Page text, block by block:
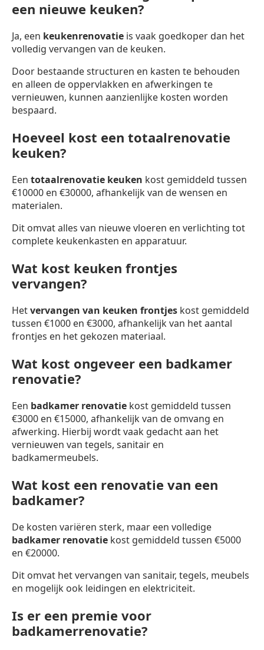
een nieuwe keuken?
Ja, een keukenrenovatie is vaak goedkoper dan het
volledig vervangen van de keuken.
Door bestaande structuren en kasten te behouden
en alleen de oppervlakken en afwerkingen te
vernieuwen, kunnen aanzienlijke kosten worden
bespaard.
Hoeveel kost een totaalrenovatie
keuken?
Een totaalrenovatie keuken kost gemiddeld tussen
€10000 en €30000, afhankelijk van de wensen en
materialen.
Dit omvat alles van nieuwe vloeren en verlichting tot
complete keukenkasten en apparatuur.
Wat kost keuken frontjes
vervangen?
Hetvervangen van keuken frontjes kost gemiddeld
tussen €1000 en €3000, afhankelijk van het aantal
frontjes en het gekozen materiaal.
Wat kost ongeveer een badkamer
renovatie?
Een badkamer renovatie kost gemiddeld tussen
€3000 en €15000, afhankelijk van de omvang en
afwerking. Hierbij wordt vaak gedacht aan het
vernieuwen van tegels, sanitair en
badkamermeubels.
Wat kost een renovatie van een
badkamer?
De kosten variëren sterk, maar een volledige
badkamer renovatie kost gemiddeld tussen €5000
en €20000.
Dit omvat het vervangen van sanitair, tegels, meubels
en mogelijk ook leidingen en elektriciteit.
Is er een premie voor
badkamerrenovatie?